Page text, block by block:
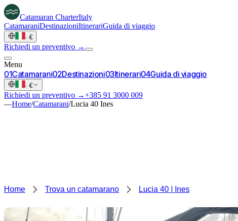
Catamaran CharterItaly
CatamaraniDestinazioniItinerariGuida di viaggio
· €
Richiedi un preventivo →
Menu
01Catamarani02Destinazioni03Itinerari04Guida di viaggio
· €
Richiedi un preventivo →+385 91 3000 009
—Home/Catamarani/Lucia 40 Ines
Home Trova un catamarano Lucia 40 | Ines